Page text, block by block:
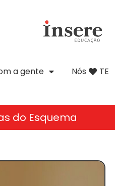
a gente Nós TE
do Esquema